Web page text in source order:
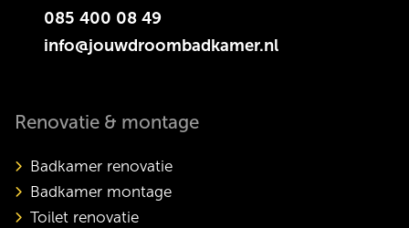
085 400 08 49
info@jouwdroombadkamer.nl
Renovatie & montage
Badkamer renovatie
Badkamer montage
Toilet renovatie